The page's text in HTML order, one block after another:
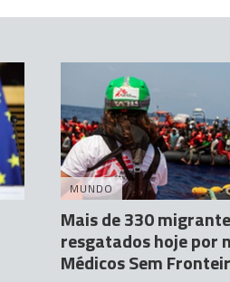
MUNDO
Mais de 330
resgatados hoje por
Médicos Sem